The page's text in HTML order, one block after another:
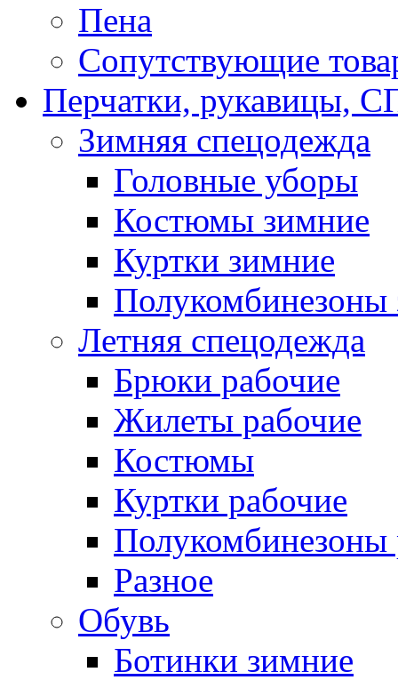
Пена
Сопутствующие
Перчатки,
Зимняя спецодежда
Головные уборы
Костюмы зимние
Куртки зимние
Полукомбинезоны
Летняя спецодежда
Брюки рабочие
Жилеты рабочие
Костюмы
Куртки рабочие
Полукомбинезоны
Разное
Обувь
Ботинки зимние